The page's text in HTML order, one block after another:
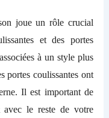
joue un rôle crucial
et des portes
à un style plus
portes coulissantes ont
Il est important de
avec le reste de votre